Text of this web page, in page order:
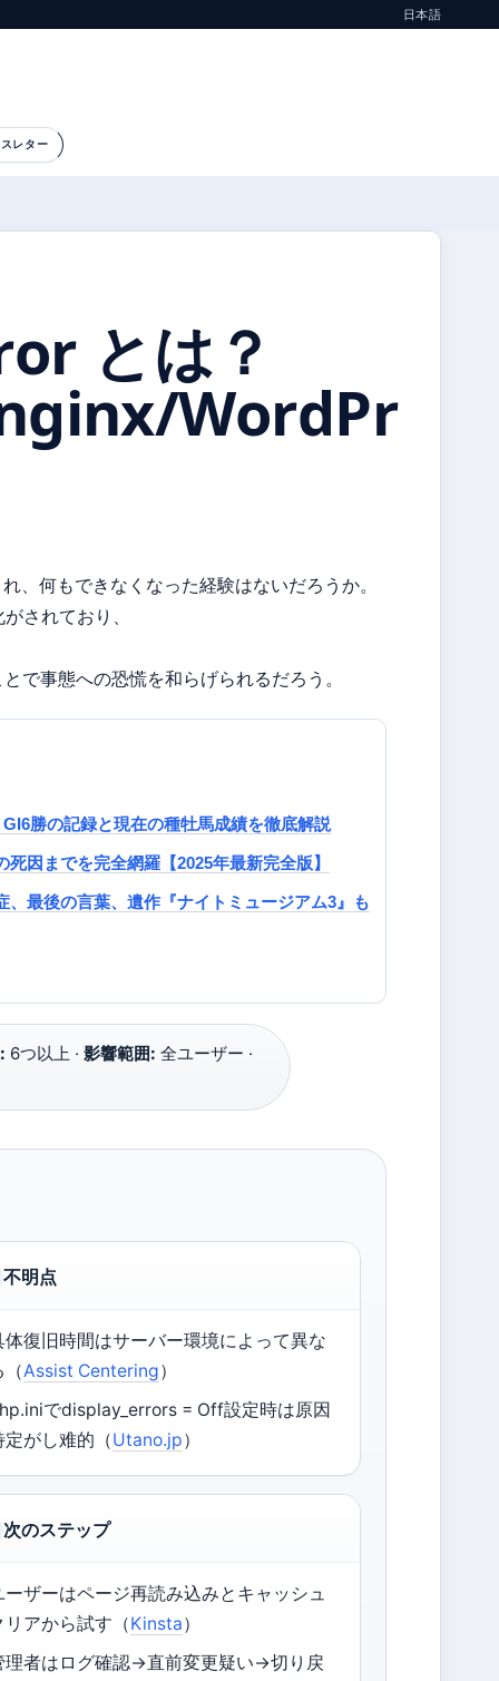
日本語
レター
とは？
WordPr
何もできなくなった経験はないだろうか。
されており、
事態への恐慌を和らげられるだろう。
勝の記録と現在の種牡馬成績を徹底解説
因までを完全網羅【2025年最新完全版】
最後の言葉、遺作『ナイトミュージアム3』も
6つ以上 · 影響範囲: 全ユーザー ·
不明点
体復旧時間はサーバー環境によって異な
（Assist Centering）
でdisplay_errors = Off設定時は原因
定がし难的（Utano.jp）
次のステップ
ーザーはページ再読み込みとキャッシュ
リアから試す（Kinsta）
理者はログ確認→直前変更疑い→切り戻